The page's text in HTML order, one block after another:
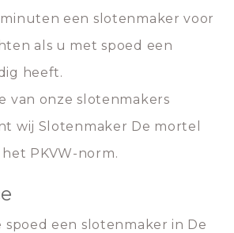
een slotenmaker voor
als u met spoed een
heeft.
van onze slotenmakers
wij Slotenmaker De mortel
PKVW-norm.
een slotenmaker in De